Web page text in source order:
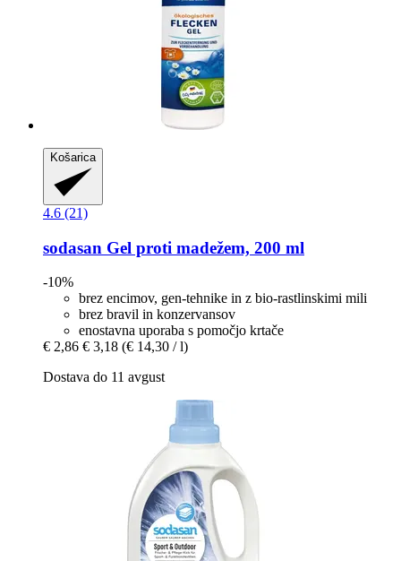
Košarica
4.6 (21)
sodasan Gel proti madežem, 200 ml
-10%
brez encimov, gen-tehnike in z bio-rastlinskimi mili
brez bravil in konzervansov
enostavna uporaba s pomočjo krtače
€ 2,86 € 3,18 (€ 14,30 / l)
Dostava do 11 avgust